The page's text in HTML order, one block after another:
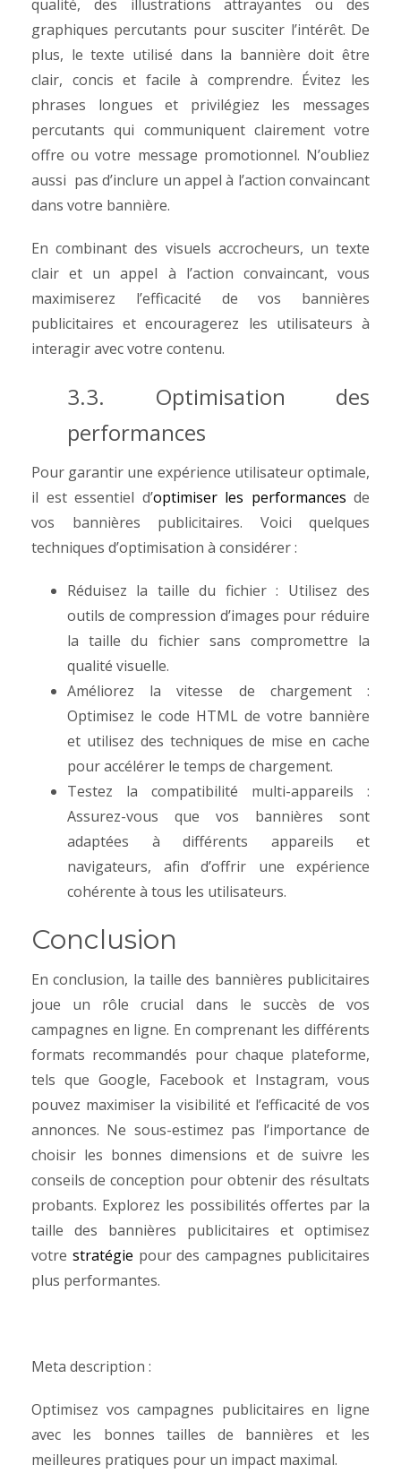
qualité, des illustrations attrayantes ou des
graphiques percutants pour susciter l’intérêt. De
plus, le texte utilisé dans la bannière doit être
clair, concis et facile à comprendre. Évitez les
phrases longues et privilégiez les messages
percutants qui communiquent clairement votre
offre ou votre message promotionnel. N’oubliez
aussi pas d’inclure un appel à l’action convaincant
dans votre bannière.
En combinant des visuels accrocheurs, un texte
clair et un appel à l’action convaincant, vous
maximiserez l’efficacité de vos bannières
publicitaires et encouragerez les utilisateurs à
interagir avec votre contenu.
3.3. Optimisation des
performances
Pour garantir une expérience utilisateur optimale,
il est essentiel d’optimiser les performances de
vos bannières publicitaires. Voici quelques
techniques d’optimisation à considérer :
Réduisez la taille du fichier : Utilisez des
outils de compression d’images pour réduire
la taille du fichier sans compromettre la
qualité visuelle.
Améliorez la vitesse de chargement :
Optimisez le code HTML de votre bannière
et utilisez des techniques de mise en cache
pour accélérer le temps de chargement.
Testez la compatibilité multi-appareils :
Assurez-vous que vos bannières sont
adaptées à différents appareils et
navigateurs, afin d’offrir une expérience
cohérente à tous les utilisateurs.
Conclusion
En conclusion, la taille des bannières publicitaires
joue un rôle crucial dans le succès de vos
campagnes en ligne. En comprenant les différents
formats recommandés pour chaque plateforme,
tels que Google, Facebook et Instagram, vous
pouvez maximiser la visibilité et l’efficacité de vos
annonces. Ne sous-estimez pas l’importance de
choisir les bonnes dimensions et de suivre les
conseils de conception pour obtenir des résultats
probants. Explorez les possibilités offertes par la
taille des bannières publicitaires et optimisez
votre stratégie pour des campagnes publicitaires
plus performantes.
Meta description :
Optimisez vos campagnes publicitaires en ligne
avec les bonnes tailles de bannières et les
meilleures pratiques pour un impact maximal.